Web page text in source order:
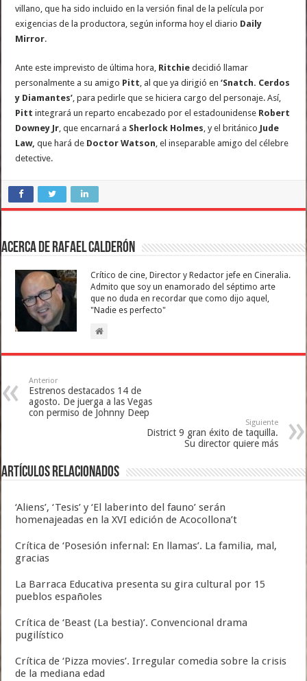
villano, que ha sido incluido en la versión final de la película por
exigencias de la productora, según informa hoy el diario Daily
Mirror.
Ante este imprevisto de última hora, Ritchie decidió llamar
personalmente a su amigo Pitt, al que ya dirigió en ‘Snatch. Cerdos
y Diamantes’, para pedirle que se hiciera cargo del personaje. Así,
Pitt integrará un reparto encabezado por el estadounidense Robert
Downey Jr, que encarnará a Sherlock Holmes, y el británico Jude
Law, que hará de Doctor Watson, el inseparable amigo del célebre
detective.
Acerca de Rafael Calderón
Crítico de cine, Director y Redactor jefe en Cineralia.
Admito que soy un enamorado del séptimo arte
que no duda en recordar que como dijo aquel,
"Nadie es perfecto"
Anterior
Estrenos destacados 14 de
agosto. De juerga a las Vegas
con permiso de Johnny Deep
Siguiente
District 9 gran éxito de taquilla.
Su director quiere más
Artículos relacionados
‘Aliens’, ‘Tesis’ y ‘El laberinto del fauno’ serán
homenajeadas en la XVI edición de Acocollona’t
Crítica de ‘Posesión infernal: En llamas’. La familia, mal,
gracias
La Barraca Educativa presenta su gira cultural por 15
pueblos españoles
Crítica de ‘Beast (La bestia)’. Convencional drama
pugilístico
Crítica de ‘Pizza movies’. Irregular comedia sobre la crisis
de la mediana edad